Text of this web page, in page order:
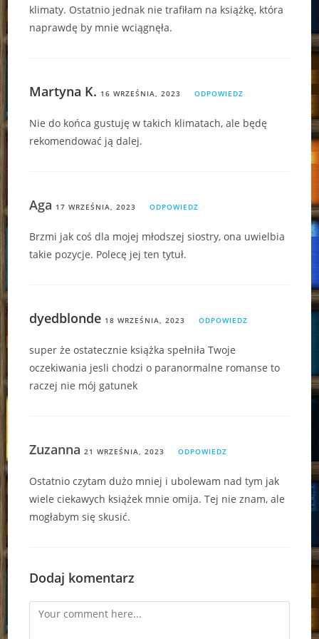
klimaty. Ostatnio jednak nie trafiłam na książkę, która
naprawdę by mnie wciągnęła.
Martyna K. 16 WRZEŚNIA, 2023 ODPOWIEDZ
Nie do końca gustuję w takich klimatach, ale będę
rekomendować ją dalej.
Aga 17 WRZEŚNIA, 2023 ODPOWIEDZ
Brzmi jak coś dla mojej młodszej siostry, ona uwielbia
takie pozycje. Polecę jej ten tytuł.
dyedblonde 18 WRZEŚNIA, 2023 ODPOWIEDZ
super że ostatecznie książka spełniła Twoje
oczekiwania jesli chodzi o paranormalne romanse to
raczej nie mój gatunek
Zuzanna21 WRZEŚNIA, 2023 ODPOWIEDZ
Ostatnio czytam dużo mniej i ubolewam nad tym jak
wiele ciekawych książek mnie omija. Tej nie znam, ale
mogłabym się skusić.
Dodaj komentarz
Comment